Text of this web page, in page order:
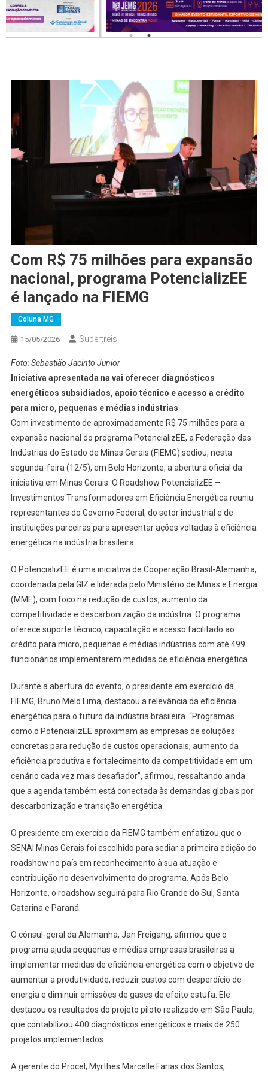
Com R$ 75 milhões para expansão
nacional, programa PotencializEE
é lançado na FIEMG
Coluna MG
15/05/2026 Supertreis
Foto: Sebastião Jacinto Junior
Iniciativa apresentada na vai oferecer diagnósticos
energéticos subsidiados, apoio técnico e acesso a crédito
para micro, pequenas e médias indústrias
Com investimento de aproximadamente R$ 75 milhões para a
expansão nacional do programa PotencializEE, a Federação das
Indústrias do Estado de Minas Gerais (FIEMG) sediou, nesta
segunda-feira (12/5), em Belo Horizonte, a abertura oficial da
iniciativa em Minas Gerais. O Roadshow PotencializEE –
Investimentos Transformadores em Eficiência Energética reuniu
representantes do Governo Federal, do setor industrial e de
instituições parceiras para apresentar ações voltadas à eficiência
energética na indústria brasileira.
O PotencializEE é uma iniciativa de Cooperação Brasil-Alemanha,
coordenada pela GIZ e liderada pelo Ministério de Minas e Energia
(MME), com foco na redução de custos, aumento da
competitividade e descarbonização da indústria. O programa
oferece suporte técnico, capacitação e acesso facilitado ao
crédito para micro, pequenas e médias indústrias com até 499
funcionários implementarem medidas de eficiência energética.
Durante a abertura do evento, o presidente em exercício da
FIEMG, Bruno Melo Lima, destacou a relevância da eficiência
energética para o futuro da indústria brasileira. “Programas
como o PotencializEE aproximam as empresas de soluções
concretas para redução de custos operacionais, aumento da
eficiência produtiva e fortalecimento da competitividade em um
cenário cada vez mais desafiador”, afirmou, ressaltando ainda
que a agenda também está conectada às demandas globais por
descarbonização e transição energética.
O presidente em exercício da FIEMG também enfatizou que o
SENAI Minas Gerais foi escolhido para sediar a primeira edição do
roadshow no país em reconhecimento à sua atuação e
contribuição no desenvolvimento do programa. Após Belo
Horizonte, o roadshow seguirá para Rio Grande do Sul, Santa
Catarina e Paraná.
O cônsul-geral da Alemanha, Jan Freigang, afirmou que o
programa ajuda pequenas e médias empresas brasileiras a
implementar medidas de eficiência energética com o objetivo de
aumentar a produtividade, reduzir custos com desperdício de
energia e diminuir emissões de gases de efeito estufa. Ele
destacou os resultados do projeto piloto realizado em São Paulo,
que contabilizou 400 diagnósticos energéticos e mais de 250
projetos implementados.
A gerente do Procel, Myrthes Marcelle Farias dos Santos,